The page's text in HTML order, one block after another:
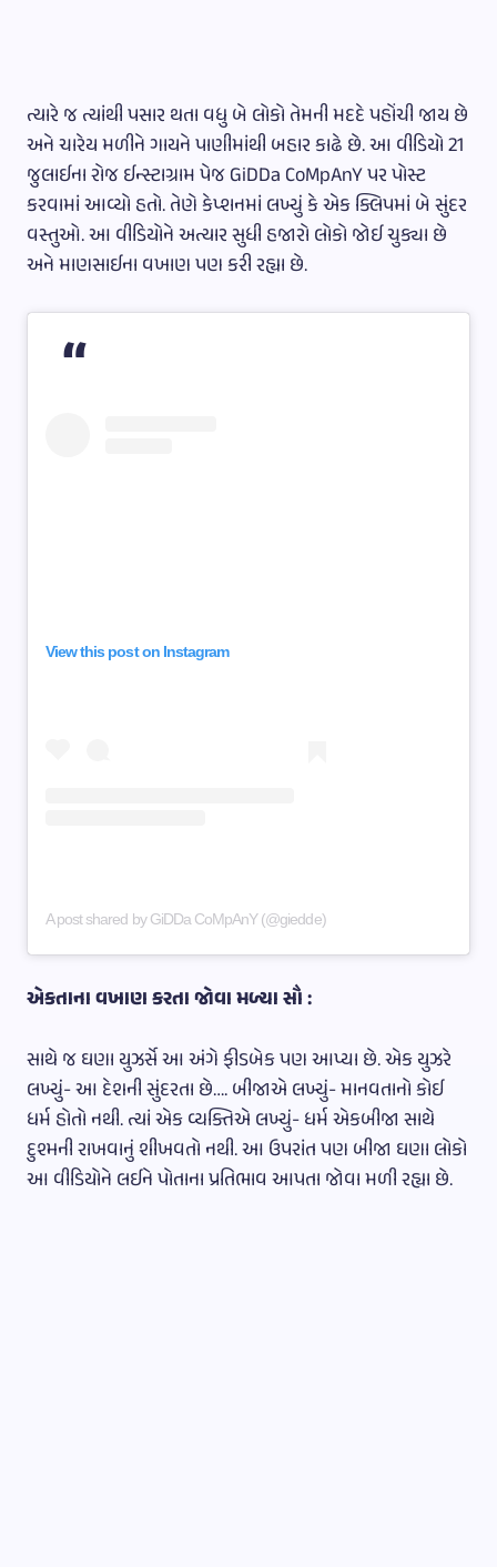
ત્યારે જ ત્યાંથી પસાર થતા વધુ બે લોકો તેમની મદદે પહોંચી જાય છે
અને ચારેય મળીને ગાયને પાણીમાંથી બહાર કાઢે છે. આ વીડિયો 21
જુલાઈના રોજ ઈન્સ્ટાગ્રામ પેજ GiDDa CoMpAnY પર પોસ્ટ
કરવામાં આવ્યો હતો. તેણે કેપ્શનમાં લખ્યું કે એક ક્લિપમાં બે સુંદર
વસ્તુઓ. આ વીડિયોને અત્યાર સુધી હજારો લોકો જોઈ ચુક્યા છે
અને માણસાઈના વખાણ પણ કરી રહ્યા છે.
View this post on Instagram
A post shared by GiDDa CoMpAnY (@giedde)
એકતાના વખાણ કરતા જોવા મળ્યા સૌ :
સાથે જ ઘણા યુઝર્સે આ અંગે ફીડબેક પણ આપ્યા છે. એક યુઝરે
લખ્યું- આ દેશની સુંદરતા છે…. બીજાએ લખ્યું- માનવતાનો કોઈ
ધર્મ હોતો નથી. ત્યાં એક વ્યક્તિએ લખ્યું- ધર્મ એકબીજા સાથે
દુશ્મની રાખવાનું શીખવતો નથી. આ ઉપરાંત પણ બીજા ઘણા લોકો
આ વીડિયોને લઈને પોતાના પ્રતિભાવ આપતા જોવા મળી રહ્યા છે.